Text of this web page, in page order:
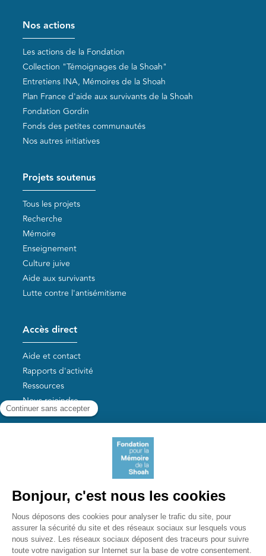
Pied de page
Nos actions
Les actions de la Fondation
Collection "Témoignages de la Shoah"
Entretiens INA, Mémoires de la Shoah
Plan France d'aide aux survivants de la Shoah
Fondation Gordin
Fonds des petites communautés
Nos autres initiatives
Projets soutenus
Tous les projets
Recherche
Mémoire
Enseignement
Culture juive
Aide aux survivants
Lutte contre l'antisémitisme
Accès direct
Aide et contact
Rapports d'activité
Ressources
Nous rejoindre
Aide aux survivants de la Shoah
Liens utiles
Mémorial de la Shoah
Le camp des Milles